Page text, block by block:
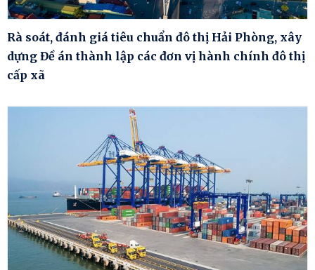
Rà soát, đánh giá tiêu chuẩn đô thị Hải Phòng, xây
dựng Đề án thành lập các đơn vị hành chính đô thị
cấp xã